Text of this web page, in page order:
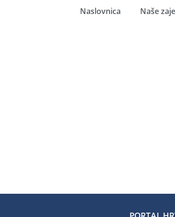
Naslovnica Naše